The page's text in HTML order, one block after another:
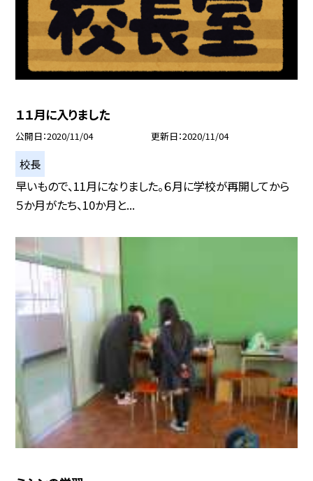
１１月に入りました
公開日 2020/11/04 更新日 2020/11/04
校長
早いもので、11月になりました。６月に学校が再開してから
５か月がたち、10か月と...